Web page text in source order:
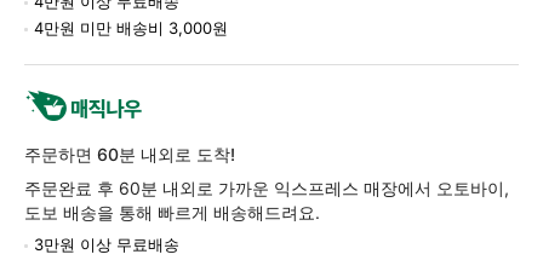
4만원 미만 배송비 3,000원
주문하면 60분 내외로 도착!
주문완료 후 60분 내외로 가까운 익스프레스 매장에서 오토바이,
도보 배송을 통해 빠르게 배송해드려요.
3만원 이상 무료배송